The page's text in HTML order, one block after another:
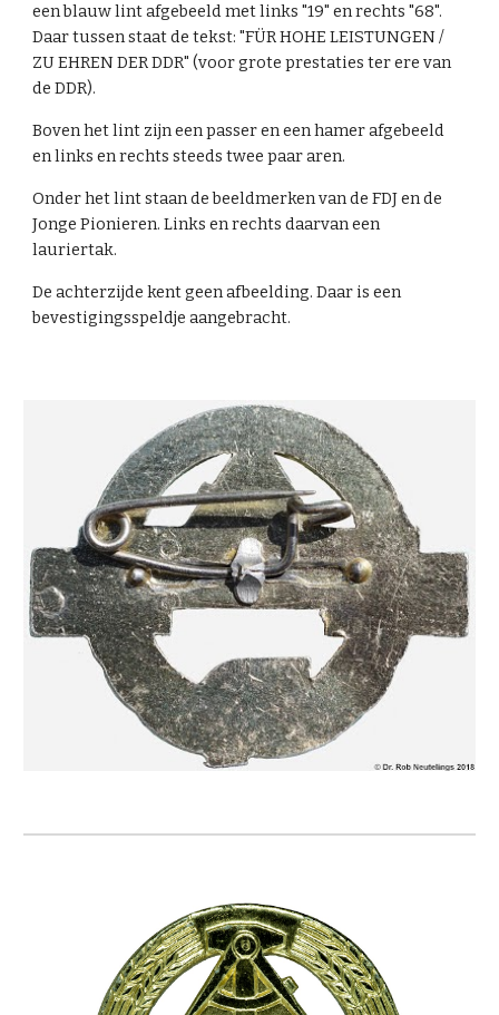
een blauw lint afgebeeld met links "19" en rechts "68".
Daar tussen staat de tekst: "FÜR HOHE LEISTUNGEN /
ZU EHREN DER DDR" (voor grote prestaties ter ere van
de DDR).
Boven het lint zijn een passer en een hamer afgebeeld
en links en rechts steeds twee paar aren.
Onder het lint staan de beeldmerken van de FDJ en de
Jonge Pionieren. Links en rechts daarvan een
lauriertak.
De achterzijde kent geen afbeelding. Daar is een
bevestigingsspeldje aangebracht.